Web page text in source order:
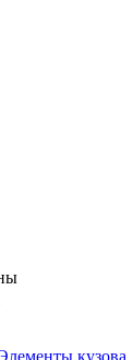
кузова